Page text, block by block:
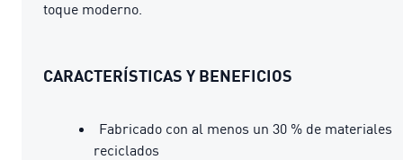
toque moderno.
CARACTERÍSTICAS Y BENEFICIOS
Fabricado con al menos un 30 % de materiales
reciclados